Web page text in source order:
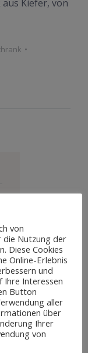
Kiefer, von
von
Nutzung der
Diese Cookies
Online-Erlebnis
und
Ihre Interessen
Button
aller
über
Ihrer
von